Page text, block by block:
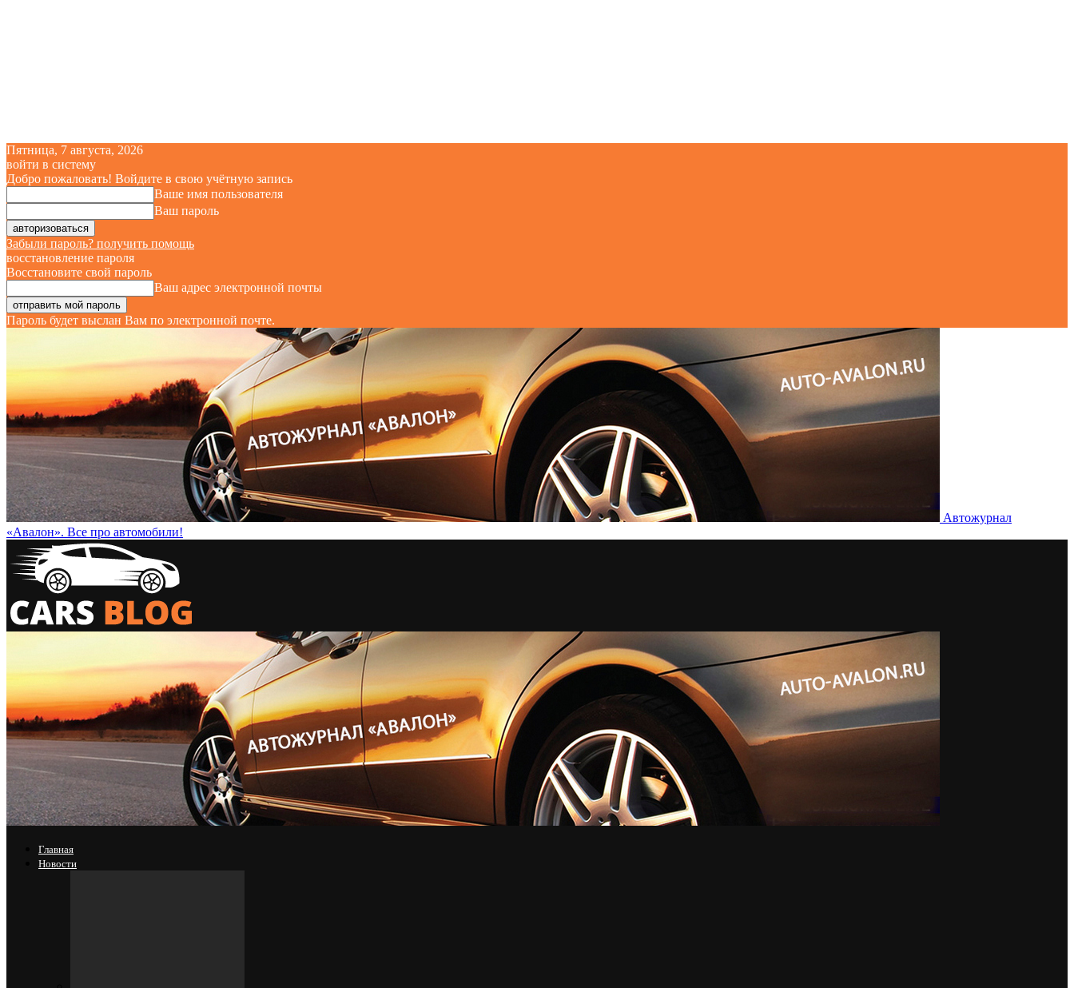
Пятница, 7 августа, 2026
войти в систему
Добро пожаловать! Войдите в свою учётную запись
Ваше имя пользователя
Ваш пароль
Забыли пароль? получить помощь
восстановление пароля
Восстановите свой пароль
Ваш адрес электронной почты
Пароль будет выслан Вам по электронной почте.
Автожурнал
«Авалон». Все про автомобили!
Главная
Новости